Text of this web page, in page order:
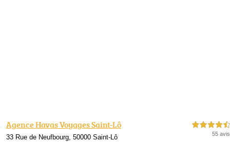
Agence Havas Voyages Saint-Lô
33 Rue de Neufbourg, 50000 Saint-Lô
4,5 étoiles sur 5
55 avis